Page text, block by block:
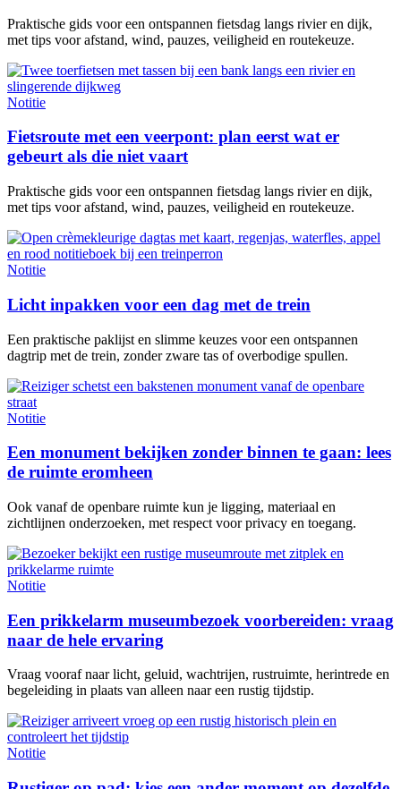
Praktische gids voor een ontspannen fietsdag langs rivier en dijk,
met tips voor afstand, wind, pauzes, veiligheid en routekeuze.
Notitie
Fietsroute met een veerpont: plan eerst wat er
gebeurt als die niet vaart
Praktische gids voor een ontspannen fietsdag langs rivier en dijk,
met tips voor afstand, wind, pauzes, veiligheid en routekeuze.
Notitie
Licht inpakken voor een dag met de trein
Een praktische paklijst en slimme keuzes voor een ontspannen
dagtrip met de trein, zonder zware tas of overbodige spullen.
Notitie
Een monument bekijken zonder binnen te gaan: lees
de ruimte eromheen
Ook vanaf de openbare ruimte kun je ligging, materiaal en
zichtlijnen onderzoeken, met respect voor privacy en toegang.
Notitie
Een prikkelarm museumbezoek voorbereiden: vraag
naar de hele ervaring
Vraag vooraf naar licht, geluid, wachtrijen, rustruimte, herintrede en
begeleiding in plaats van alleen naar een rustig tijdstip.
Notitie